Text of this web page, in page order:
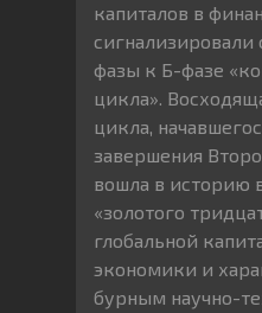
капиталов в
сигнализировали
фазы к Б-фазе
цикла».
цикла,
завершения
вошла в историю
«золотого
глобальной
экономики и
бурным научно-